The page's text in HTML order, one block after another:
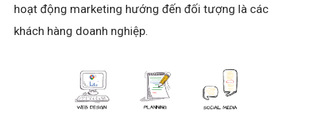
hoạt động marketing hướng đến đối tượng là các
khách hàng doanh nghiệp.